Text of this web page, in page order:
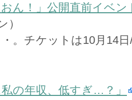
ん！」公開直前イベ
）
。チケットは10月14
の年収、低すぎ…？」